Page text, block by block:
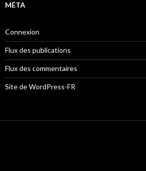
MÉTA
Connexion
Flux des publications
Flux des commentaires
Site de WordPress-FR